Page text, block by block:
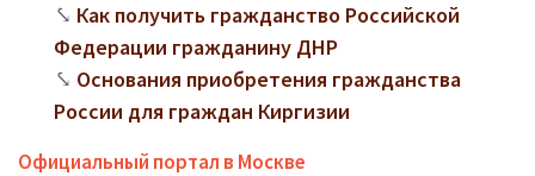
Как получить гражданство Российской
Федерации гражданину ДНР
Основания приобретения гражданства
России для граждан Киргизии
Официальный портал в Москве